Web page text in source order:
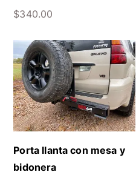
$340.00
Porta llanta con mesa y
bidonera